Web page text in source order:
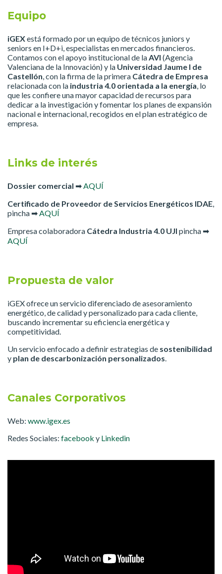
Equipo
iGEXestá formado por un equipo de técnicos juniors y
seniors en I+D+i, especialistas en mercados financieros.
Contamos con el apoyo institucional de la AVI (Agencia
Valenciana de la Innovación) y la Universidad Jaume I de
Castellón , con la firma de la primera Cátedra de Empresa
relacionada con la industria 4.0 orientada a la energía , lo
que les confiere una mayor capacidad de recursos para
dedicar a la investigación y fomentar los planes de expansión
nacional e internacional, recogidos en el plan estratégico de
empresa.
Links de interés
Dossier comercial ➡ AQUÍ
Certificado de Proveedor de Servicios Energéticos IDAE
pincha ➡ AQUÍ
Empresa colaboradora Cátedra Industria 4.0 UJI pincha ➡
AQUÍ
Propuesta de valor
iGEX ofrece un servicio diferenciado de asesoramiento
energético, de calidad y personalizado para cada cliente,
buscando incrementar su eficiencia energética y
competitividad.
Un servicio enfocado a definir estrategias de sostenibilidad
y plan de descarbonización personalizados.
Canales Corporativos
Web: www.igex.es
Redes Sociales: facebook y Linkedin